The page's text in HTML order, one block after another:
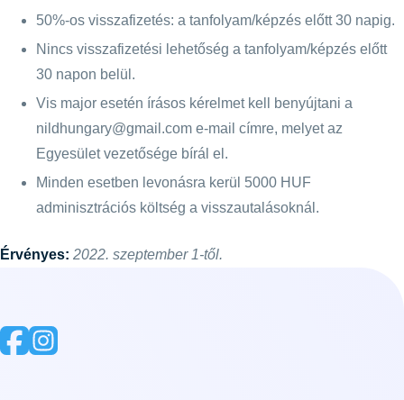
50%-os visszafizetés: a tanfolyam/képzés előtt 30 napig.
Nincs visszafizetési lehetőség a tanfolyam/képzés előtt
30 napon belül.
Vis major esetén írásos kérelmet kell benyújtani a
nildhungary@gmail.com e-mail címre, melyet az
Egyesület vezetősége bírál el.
Minden esetben levonásra kerül 5000 HUF
adminisztrációs költség a visszautalásoknál.
Érvényes: 2022. szeptember 1-től.